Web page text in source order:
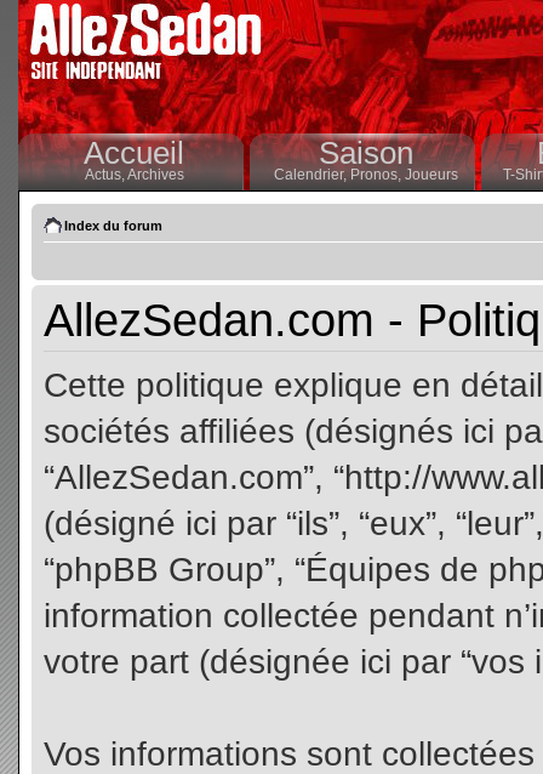
Accueil
Actus,Archives
Saison
Calendrier,Pronos, Joueurs T-
Index du forum
AllezSedan.com -
Cette politique explique en
sociétés affiliées (désignés ici
“AllezSedan.com”, “http://
(désigné ici par “ils”, “eux”,
“phpBB Group”, “Équipes de
information collectée pendant
votre part (désignée ici par “vos
Vos informations sont